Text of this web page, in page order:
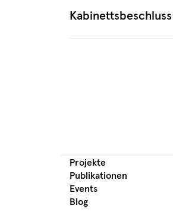
Projekte
Publikationen
Events
Blog